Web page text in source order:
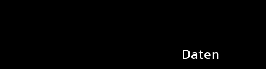
Daten